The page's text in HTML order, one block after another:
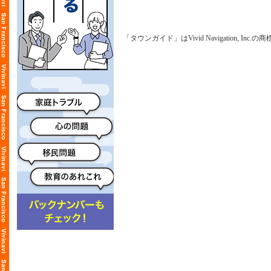
「タウンガイド」はVivid Navigation, Inc.の商